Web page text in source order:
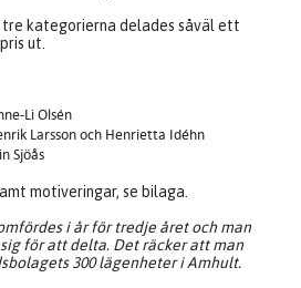
tre kategorierna delades såväl ett
ut.
Li Olsén
Larsson och Henrietta Idéhn
Sjöås
motiveringar, se bilaga.
i år för tredje året och man
för att delta. Det räcker att man
300 lägenheter i Amhult.